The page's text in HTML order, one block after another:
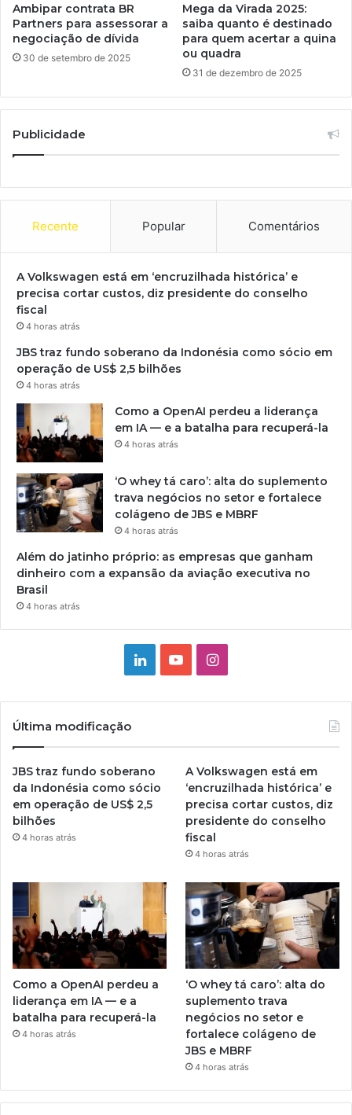
Ambipar contrata BR
Partners para assessorar a
negociação de dívida
30 de setembro de 2025
Mega da Virada 2025:
saiba quanto é destinado
para quem acertar a quina
ou quadra
31 de dezembro de 2025
Publicidade
Recente Popular Comentários
A Volkswagen está em ‘encruzilhada histórica’ e
precisa cortar custos, diz presidente do conselho
fiscal
4 horas atrás
JBS traz fundo soberano da Indonésia como sócio em
operação de US$ 2,5 bilhões
4 horas atrás
Como a OpenAI perdeu a liderança
em IA — e a batalha para recuperá-la
4 horas atrás
‘O whey tá caro’: alta do suplemento
trava negócios no setor e fortalece
colágeno de JBS e MBRF
4 horas atrás
Além do jatinho próprio: as empresas que ganham
dinheiro com a expansão da aviação executiva no
Brasil
4 horas atrás
LinkedinYouTubeInstagram
Última modificação
JBS traz fundo soberano
da Indonésia como sócio
em operação de US$ 2,5
bilhões
4 horas atrás
A Volkswagen está em
‘encruzilhada histórica’ e
precisa cortar custos, diz
presidente do conselho
fiscal
4 horas atrás
Como a OpenAI perdeu a
liderança em IA — e a
batalha para recuperá-la
4 horas atrás
‘O whey tá caro’: alta do
suplemento trava
negócios no setor e
fortalece colágeno de
JBS e MBRF
4 horas atrás